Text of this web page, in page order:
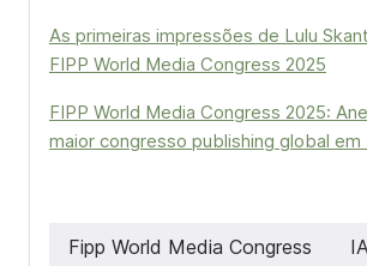
As primeiras impressões de Lulu
FIPP World Media Congress 2025
FIPP World Media Congress 2025:
maior congresso publishing global em
Fipp World Media Congress